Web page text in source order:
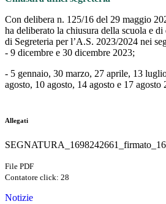
Con delibera n. 125/16 del 29 maggio
ha deliberato la chiusura della scuola e
di Segreteria per l’A.S. 2023/2024 nei
- 9 dicembre e 30 dicembre 2023;
- 5 gennaio, 30 marzo, 27 aprile, 13
agosto, 10 agosto, 14 agosto e 17 agosto
Allegati
File PDF
Contatore click: 28
Notizie